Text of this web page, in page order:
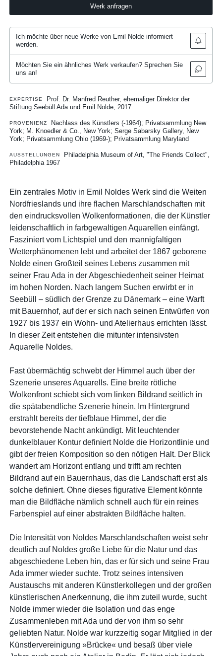
Werk anfragen
Ich möchte über neue Werke von Emil Nolde informiert
werden.
Möchten Sie ein ähnliches Werk verkaufen? Sprechen Sie
uns an!
EXPERTISE
Prof. Dr. Manfred Reuther, ehemaliger Direktor der
Stiftung Seebüll Ada und Emil Nolde, 2017
PROVENIENZ
Nachlass des Künstlers (-1964); Privatsammlung New
York; M. Knoedler & Co., New York; Serge Sabarsky Gallery, New
York; Privatsammlung Ohio (1969-); Privatsammlung Maryland
AUSSTELLUNGEN
Philadelphia Museum of Art, "The Friends Collect",
Philadelphia 1967
Ein zentrales Motiv in Emil Noldes Werk sind die Weiten
Nordfrieslands und ihre flachen Marschlandschaften mit
den eindrucksvollen Wolkenformationen, die der Künstler
leidenschaftlich in farbgewaltigen Aquarellen einfängt.
Fasziniert vom Lichtspiel und den mannigfaltigen
Wetterphänomenen lebt und arbeitet der 1867 geborene
Nolde einen Großteil seines Lebens zusammen mit
seiner Frau Ada in der Abgeschiedenheit seiner Heimat
im hohen Norden. Nach langem Suchen erwirbt er in
Seebüll – südlich der Grenze zu Dänemark – eine Warft
mit Bauernhof, auf der er sich nach seinen Entwürfen von
1927 bis 1937 ein Wohn- und Atelierhaus errichten lässt.
In dieser Zeit entstehen die mitunter intensivsten
Aquarelle Noldes.
Fast übermächtig schwebt der Himmel auch über der
Szenerie unseres Aquarells. Eine breite rötliche
Wolkenfront schiebt sich vom linken Bildrand seitlich in
die spätabendliche Szenerie hinein. Im Hintergrund
erstrahlt bereits der tiefblaue Himmel, der die
bevorstehende Nacht ankündigt. Mit leuchtender
dunkelblauer Kontur definiert Nolde die Horizontlinie und
gibt der freien Komposition so den nötigen Halt. Der Blick
wandert am Horizont entlang und trifft am rechten
Bildrand auf ein Bauernhaus, das die Landschaft erst als
solche definiert. Ohne dieses figurative Element könnte
man die Bildfläche nämlich schnell auch für ein reines
Farbenspiel auf einer abstrakten Bildfläche halten.
Die Intensität von Noldes Marschlandschaften weist sehr
deutlich auf Noldes große Liebe für die Natur und das
abgeschiedene Leben hin, das er für sich und seine Frau
Ada immer wieder suchte. Trotz seines intensiven
Austauschs mit anderen Künstlerkollegen und der großen
künstlerischen Anerkennung, die ihm zuteil wurde, sucht
Nolde immer wieder die Isolation und das enge
Zusammenleben mit Ada und der von ihm so sehr
geliebten Natur. Nolde war kurzzeitig sogar Mitglied in der
Künstlervereinigung »Brücke« und besaß über viele